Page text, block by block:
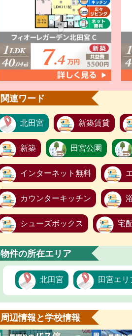
関連ワード
北田宮 新築賃貸
新築 田宮公園
インターネット無料
カウンターキッチン
シューズボックス 宅
物件の所在エリア
北田宮 田宮エリ
周辺情報と学校情報